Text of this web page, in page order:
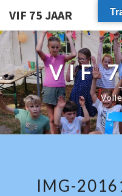
VIF 75 JAAR
VIF
IMG-